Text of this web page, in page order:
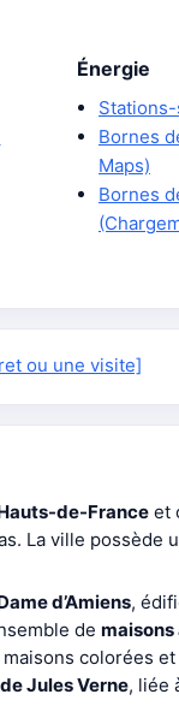
Énergie
Bornes
Maps)
Bornes
ou une visite]
de-France et
La ville possède
d’Amiens,
de maisons
colorées
Jules Verne, liée